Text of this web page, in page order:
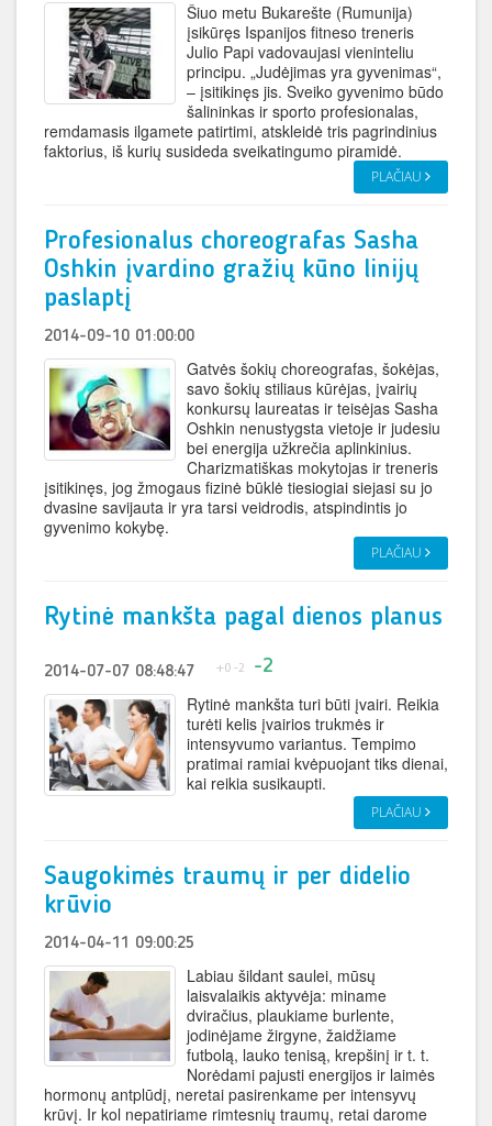
Šiuo metu Bukarešte (Rumunija)
įsikūręs Ispanijos fitneso treneris
Julio Papi vadovaujasi vieninteliu
principu. „Judėjimas yra gyvenimas“,
– įsitikinęs jis. Sveiko gyvenimo būdo
šalininkas ir sporto profesionalas,
remdamasis ilgamete patirtimi, atskleidė tris pagrindinius
faktorius, iš kurių susideda sveikatingumo piramidė.
PLAČIAU
Profesionalus choreografas Sasha
Oshkin įvardino gražių kūno linijų
paslaptį
2014-09-10 01:00:00
Gatvės šokių choreografas, šokėjas,
savo šokių stiliaus kūrėjas, įvairių
konkursų laureatas ir teisėjas Sasha
Oshkin nenustygsta vietoje ir judesiu
bei energija užkrečia aplinkinius.
Charizmatiškas mokytojas ir treneris
įsitikinęs, jog žmogaus fizinė būklė tiesiogiai siejasi su jo
dvasine savijauta ir yra tarsi veidrodis, atspindintis jo
gyvenimo kokybę.
PLAČIAU
Rytinė mankšta pagal dienos planus
2014-07-07 08:48:47 +0 -2 -2
Rytinė mankšta turi būti įvairi. Reikia
turėti kelis įvairios trukmės ir
intensyvumo variantus. Tempimo
pratimai ramiai kvėpuojant tiks dienai,
kai reikia susikaupti.
PLAČIAU
Saugokimės traumų ir per didelio
krūvio
2014-04-11 09:00:25
Labiau šildant saulei, mūsų
laisvalaikis aktyvėja: miname
dviračius, plaukiame burlente,
jodinėjame žirgyne, žaidžiame
futbolą, lauko tenisą, krepšinį ir t. t.
Norėdami pajusti energijos ir laimės
hormonų antplūdį, neretai pasirenkame per intensyvų
krūvį. Ir kol nepatiriame rimtesnių traumų, retai darome